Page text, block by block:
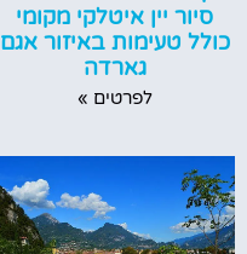
סיור יין איטלקי מקומי
כולל טעימות באיזור אגם
גארדה
לפרטים »